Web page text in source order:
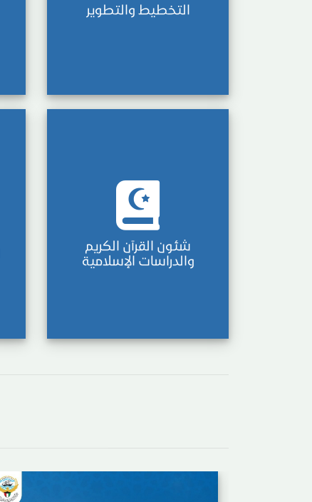
التخطيط والتطوير
شئون القرآن الكريم
والدراسات الإسلامية